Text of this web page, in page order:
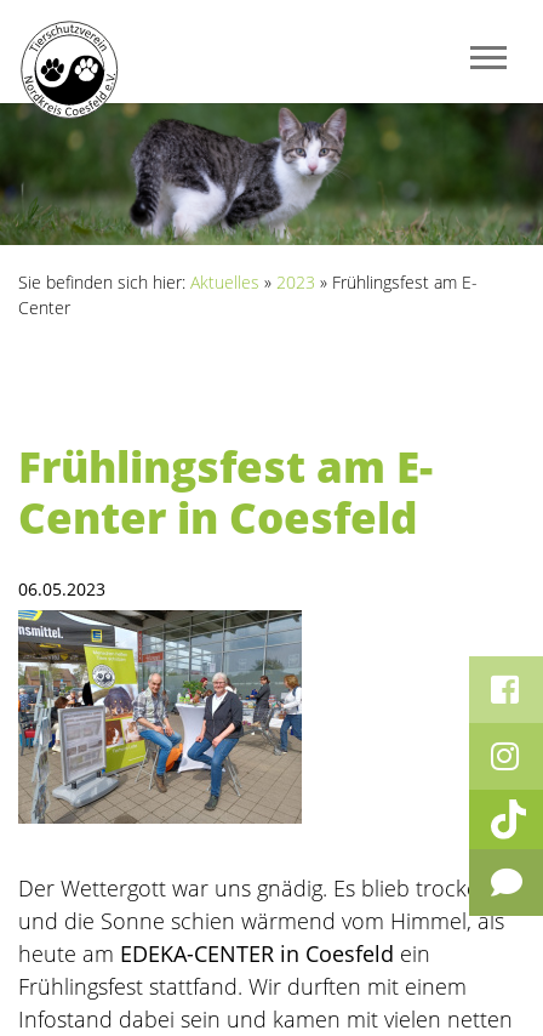
Sie befinden sich hier: Aktuelles » 2023 » Frühlingsfest am E-
Center
Frühlingsfest am E-
Center in Coesfeld
06.05.2023
Der Wettergott war uns gnädig. Es blieb trocken
und die Sonne schien wärmend vom Himmel, als
heute am EDEKA-CENTER in Coesfeld ein
Frühlingsfest stattfand. Wir durften mit einem
Infostand dabei sein und kamen mit vielen netten